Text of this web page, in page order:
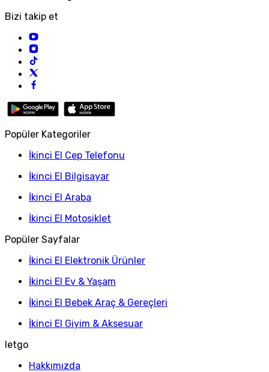
Bizi takip et
Popüler Kategoriler
İkinci El Cep Telefonu
İkinci El Bilgisayar
İkinci El Araba
İkinci El Motosiklet
Popüler Sayfalar
İkinci El Elektronik Ürünler
İkinci El Ev & Yaşam
İkinci El Bebek Araç & Gereçleri
İkinci El Giyim & Aksesuar
letgo
Hakkımızda